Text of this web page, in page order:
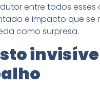
entre todos
e impacto que se
como surpresa.